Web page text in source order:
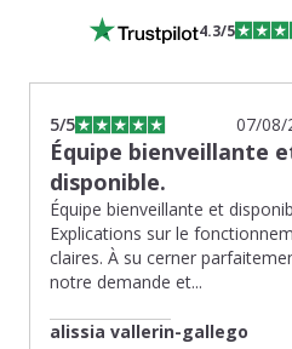
4.3/5
5/5 07/08/
Équipe bienveillante
disponible.
Équipe bienveillante et
Explications sur le
claires. À su cerner
notre demande et...
alissia vallerin-gallego